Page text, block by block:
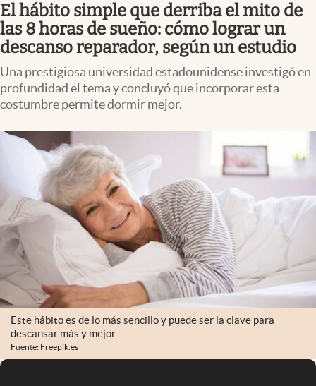
El hábito simple que derriba el mito de
las 8 horas de sueño: cómo lograr un
descanso reparador, según un estudio
Una prestigiosa universidad estadounidense investigó en
profundidad el tema y concluyó que incorporar esta
costumbre permite dormir mejor.
Este hábito es de lo más sencillo y puede ser la clave para
descansar más y mejor.
Fuente: Freepik.es